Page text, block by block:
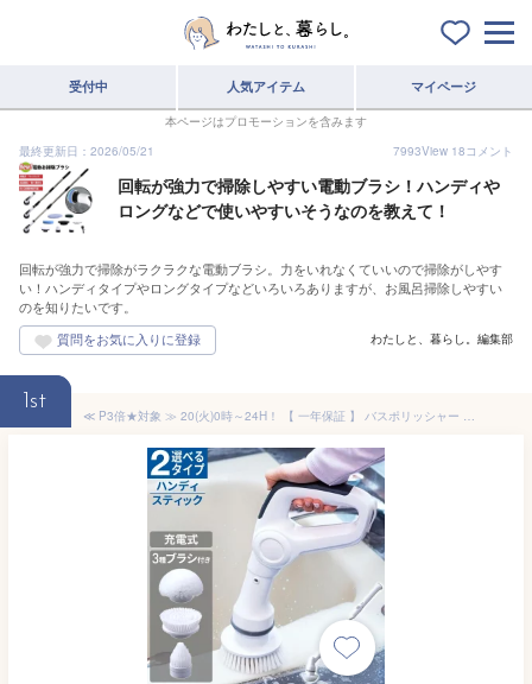
受付中 人気アイテム マイページ
本ページはプロモーションを含みます
最終更新日：2026/05/21
7993View 18コメント
回転が強力で掃除しやすい電動ブラシ！ハンディや
ロングなどで使いやすいそうなのを教えて！
回転が強力で掃除がラクラクな電動ブラシ。力をいれなくていいので掃除がしやす
い！ハンディタイプやロングタイプなどいろいろありますが、お風呂掃除しやすい
のを知りたいです。
わたしと、暮らし。編集部
1st
≪ P3倍★対象 ≫ 20(火)0時～24H！ 【 一年保証 】 バスポリッシャー 電動 防水 電動ブラシ 風呂掃除 掃除 お風呂 ハンディ 掃除用 シンク 浴槽 お風呂掃除 タイル掃除 お風呂ブラシ 浴槽ブラシ 屋外 替えブラシ 風呂 電動掃除ブラシ 電動掃除 業務用 家庭用 ブラシ電動掃除